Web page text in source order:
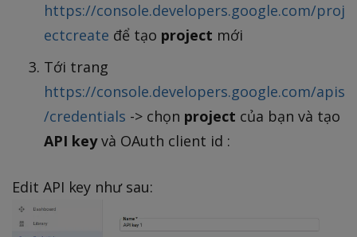
https://console.developers.google.com/proj
ectcreate để tạo project mới
Tới trang
https://console.developers.google.com/apis
/credentials -> chọn project của bạn và tạo
API keyvà OAuth client id :
Edit API key như sau: